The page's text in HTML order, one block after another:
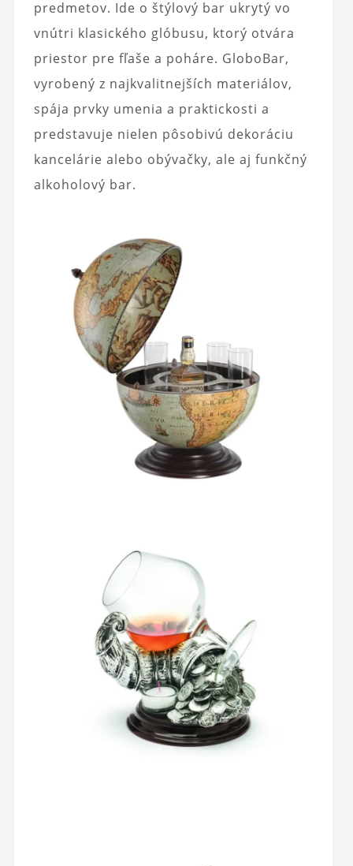
predmetov. Ide o štýlový bar ukrytý vo
vnútri klasického glóbusu, ktorý otvára
priestor pre fľaše a poháre. GloboBar,
vyrobený z najkvalitnejších materiálov,
spája prvky umenia a praktickosti a
predstavuje nielen pôsobivú dekoráciu
kancelárie alebo obývačky, ale aj funkčný
alkoholový bar.